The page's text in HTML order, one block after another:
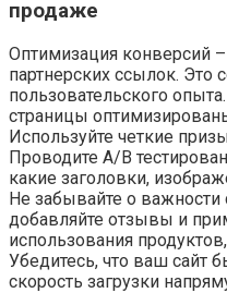
продаже
Оптимизация конверсий
партнерских ссылок. Это
пользовательского
страницы
Используйте четкие
Проводите A/B
какие заголовки,
Не забывайте о важности
добавляйте отзывы и
использования
Убедитесь, что ваш сайт
скорость загрузки